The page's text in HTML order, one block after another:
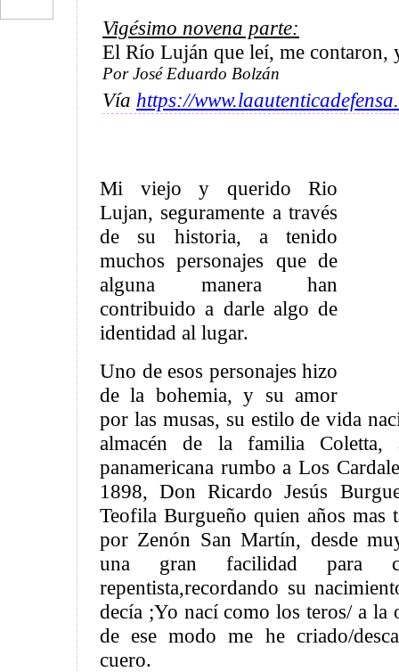
Vigésimo novena parte:
El Río Luján que leí, me contaron,
Por José Eduardo Bolzán
Vía https://
Mi viejo y querido Rio
Lujan, seguramente a través
de su historia, a tenido
muchos personajes que de
alguna manera han
contribuido a darle algo de
identidad al lugar.
Uno de esos personajes hizo
de la bohemia, y su amor
por las musas, su estilo de vida
almacén de la familia
panamericana rumbo a Los
1898, Don Ricardo Jesús
Teofila Burgueño quien años mas
por Zenón San Martín, desde
una gran facilidad para
repentista,recordando su
decía ;Yo nací como los teros/ a la
de ese modo me he criado/
cuero.